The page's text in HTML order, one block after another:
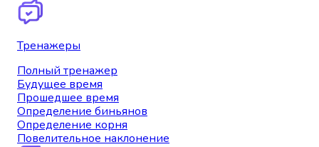
Тренажеры
Полный тренажер
Будущее время
Прошедшее время
Определение биньянов
Определение корня
Повелительное наклонение